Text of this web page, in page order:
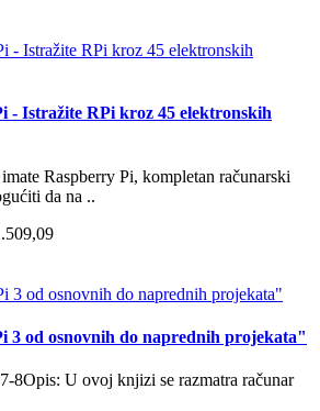
- Istražite RPi kroz 45 elektronskih
Raspberry Pi, kompletan računarski
da na ..
3 od osnovnih do naprednih projekata"
8Opis: U ovoj knjizi se razmatra računar